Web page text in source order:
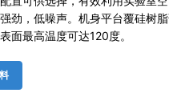
劲，低噪声。机身平台覆硅树
面最高温度可达120度。